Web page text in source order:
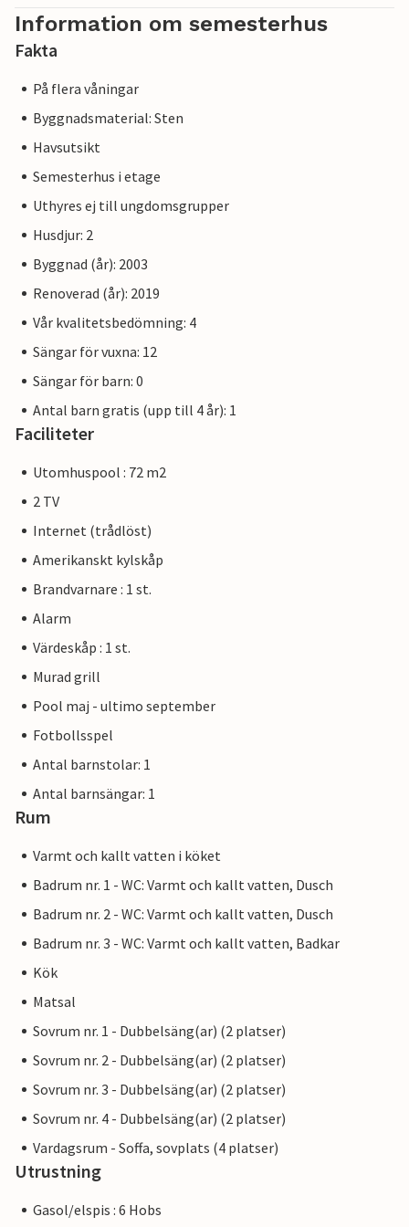
Information om semesterhus
Fakta
På flera våningar
Byggnadsmaterial: Sten
Havsutsikt
Semesterhus i etage
Uthyres ej till ungdomsgrupper
Husdjur: 2
Byggnad (år): 2003
Renoverad (år): 2019
Vår kvalitetsbedömning: 4
Sängar för vuxna: 12
Sängar för barn: 0
Antal barn gratis (upp till 4 år): 1
Faciliteter
Utomhuspool : 72 m2
2 TV
Internet (trådlöst)
Amerikanskt kylskåp
Brandvarnare : 1 st.
Alarm
Värdeskåp : 1 st.
Murad grill
Pool maj - ultimo september
Fotbollsspel
Antal barnstolar: 1
Antal barnsängar: 1
Rum
Varmt och kallt vatten i köket
Badrum nr. 1 - WC: Varmt och kallt vatten, Dusch
Badrum nr. 2 - WC: Varmt och kallt vatten, Dusch
Badrum nr. 3 - WC: Varmt och kallt vatten, Badkar
Kök
Matsal
Sovrum nr. 1 - Dubbelsäng(ar) (2 platser)
Sovrum nr. 2 - Dubbelsäng(ar) (2 platser)
Sovrum nr. 3 - Dubbelsäng(ar) (2 platser)
Sovrum nr. 4 - Dubbelsäng(ar) (2 platser)
Vardagsrum - Soffa, sovplats (4 platser)
Utrustning
Gasol/elspis : 6 Hobs